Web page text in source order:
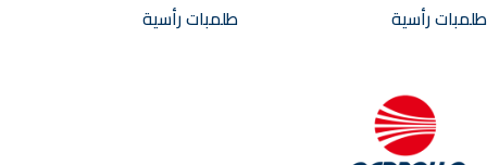
1.25″/1″ MKM5/5
طلمبات رأسية 1.25″/1″ MK5/8
طلمبات رأسية